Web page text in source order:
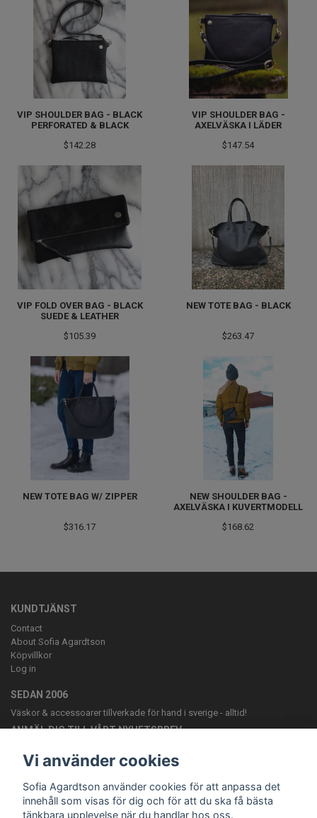
VIP SHOULDER BAG - BLACK
PERFORATED & BLACK
$142.28
VIP SHOULDER BAG -
AXELVÄSKA I LÄDER
$147.54
VIP FOLD OVER BAG - BLACK
SUEDE & LEATHER
$105.39
NEW TOTE BAG - BLACK
$263.47
NEW TOTE BAG W/ ZIPPER
$316.17
NEW SHOULDER BAG -
AXELVÄSKA I KUVERTMODELL
$168.62
KUNDTJÄNST
Contact
About Sofia Agardtson
Köpvillkor
Log in
SEDAN 2006
Väskor & accessoarer tillverkade för hand i sverige - alltid!
ANMÄL DIG TILL VÅRT NYHETSBREV
Vi använder cookies
Sofia Agardtson använder cookies för att anpassa det
innehåll som visas för dig och för att du ska få bästa
tänkbara upplevelse när du handlar hos oss.